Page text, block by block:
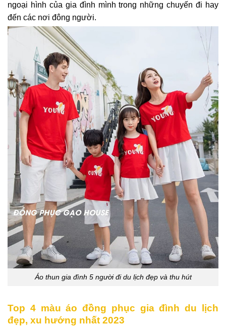
ngoại hình của gia đình mình trong những chuyến đi hay
đến các nơi đông người.
Áo thun gia đình 5 người đi du lịch đẹp và thu hút
Top 4 màu áo đồng phục gia đình du lịch
đẹp, xu hướng nhất 2023